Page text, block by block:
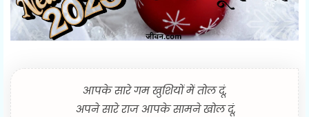
आपके सारे गम खुशियों में तोल दूं,
अपने सारे राज आपके सामने खोल दूं,